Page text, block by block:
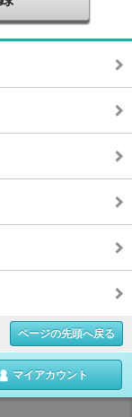
ページの先頭へ戻る
マイアカウント